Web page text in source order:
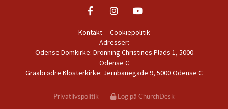
Kontakt
Cookiepolitik
Adresser:
Odense Domkirke: Dronning Christines Plads 1, 5000
Odense C
Graabrødre Klosterkirke: Jernbanegade 9, 5000 Odense C
Privatlivspolitik Log på ChurchDesk